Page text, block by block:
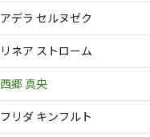
アデラ セルヌゼク
リネア ストローム
西郷 真央
フリダ キンフルト